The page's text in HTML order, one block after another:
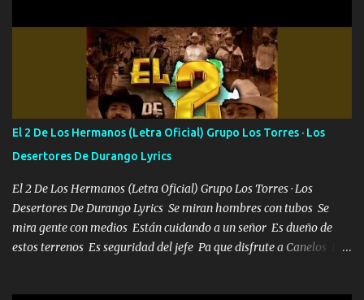
camisa es color Verde y peleam0s la Bandera por todita a la ciudad
con los drones patrullando la Frontera De Tijuana Bulevares
Bellas Artes me ve en las blancas ya hace falta mi APA FLACO
verde se le extraña pa que sepan Aquí Pura GENTE DE LA RANA 🐸
POR CLAVE ES EL CALI 4 EN LA CIUDAD TIJUANA Música Al
tirante andamos mi carnal atento a cualquier necesidad no porque
se ve limpio el camino nos confiamos al andar y nunca con la
misma piedra me vuelvo a tropezar Cuando ando de enamorado
en corto me tiró a per...
El 2 De Los Hermanos (Letra Oficial) Grupo Los Torres · Los
Desertores De Durango Lyrics
El 2 De Los Hermanos (Letra Oficial) Grupo Los Torres · Los
Desertores De Durango Lyrics Se miran hombres con tubos Se
mira gente con medios Están cuidando a un señor Es dueño de
estos terrenos Es seguridad del jefe Pa que disfrute a Canelos Es